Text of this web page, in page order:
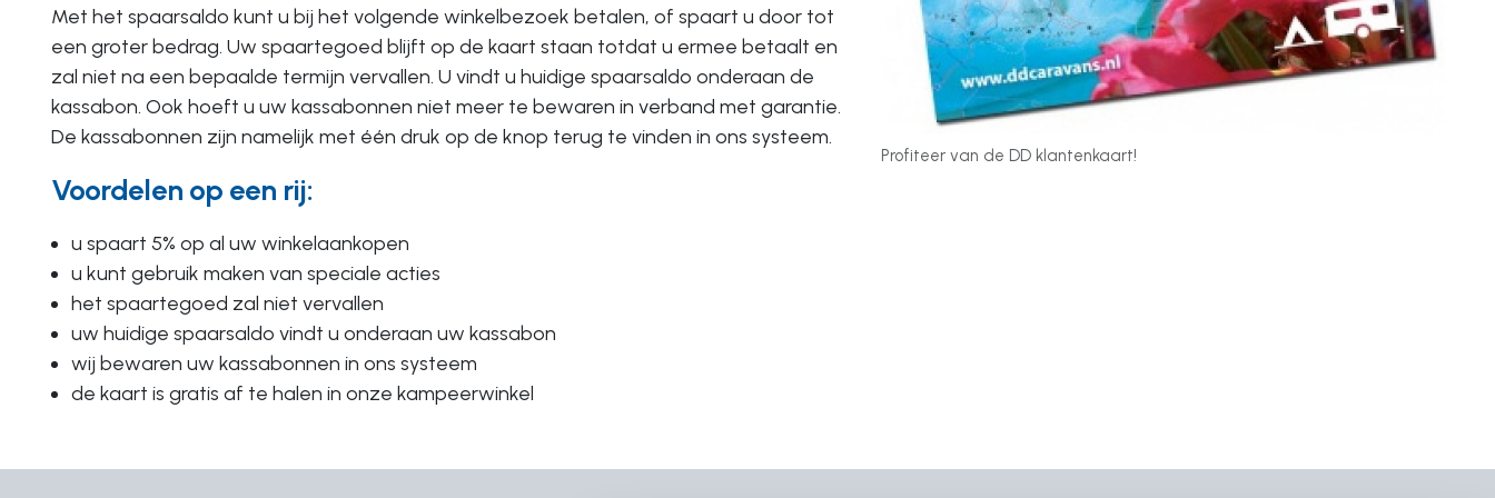
Profiteer van de DD klantenkaart!
Met het spaarsaldo kunt u bij het volgende winkelbezoek betalen, of spaart u door tot
een groter bedrag. Uw spaartegoed blijft op de kaart staan totdat u ermee betaalt en
zal niet na een bepaalde termijn vervallen. U vindt u huidige spaarsaldo onderaan de
kassabon. Ook hoeft u uw kassabonnen niet meer te bewaren in verband met garantie.
De kassabonnen zijn namelijk met één druk op de knop terug te vinden in ons systeem.
Voordelen op een rij:
u spaart 5% op al uw winkelaankopen
u kunt gebruik maken van speciale acties
het spaartegoed zal niet vervallen
uw huidige spaarsaldo vindt u onderaan uw kassabon
wij bewaren uw kassabonnen in ons systeem
de kaart is gratis af te halen in onze kampeerwinkel